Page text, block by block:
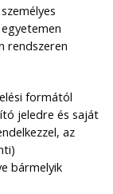
rendszeren
formától
jeledre és saját
az
bármelyik